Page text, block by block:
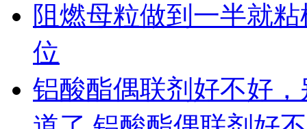
阻燃母粒做到一半就
位
铝酸酯偶联剂好不好